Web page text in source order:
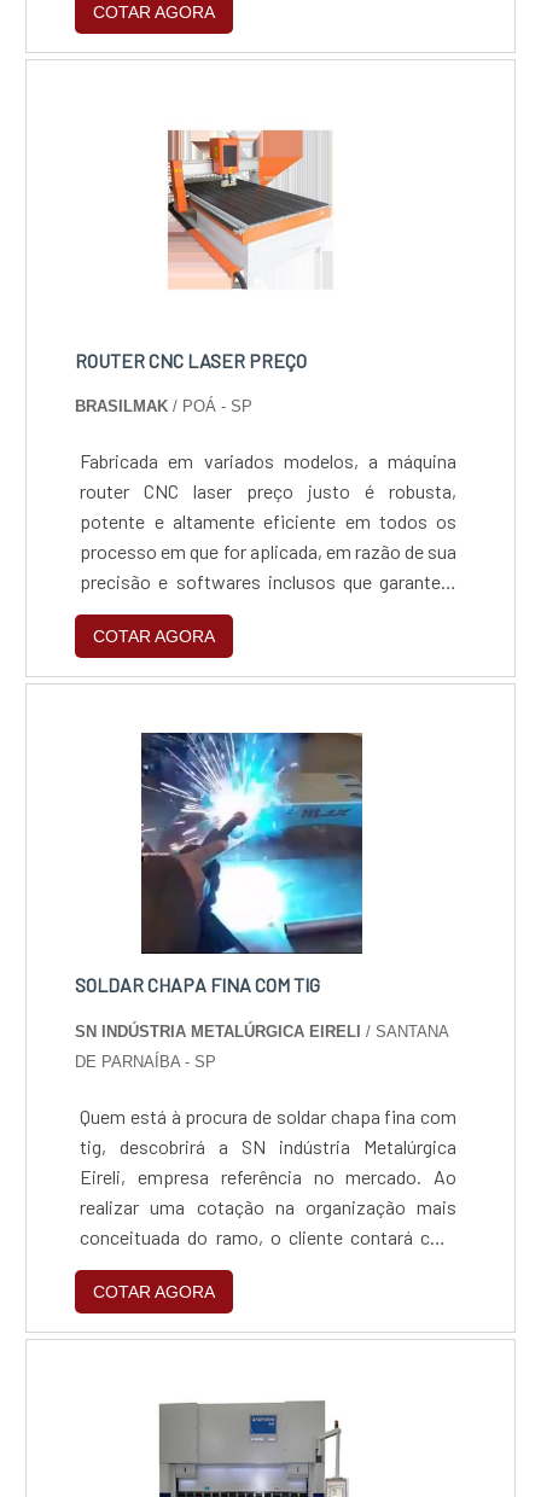
orçamento para o Laser de gravação e corte
3D. Para mais informações sobre o produto,
COTAR AGORA
ROUTER CNC LASER PREÇO
BRASILMAK / POÁ - SP
Fabricada em variados modelos, a máquina
router CNC laser preço justo é robusta,
potente e altamente eficiente em todos os
processo em que for aplicada, em razão de sua
precisão e softwares inclusos que garantem
uma operação mais segura e exata, exigindo o
mínimo de intervenção humana.VANTAGENS
DO ROUTER CNC LASERA grande finalidade do
tipos e estilos em materiais considerados
com um grau de rigidez menor ou apenas em
determinadas partes, a exemplo do al.
COTAR AGORA
SOLDAR CHAPA FINA COM TIG
SN INDÚSTRIA METALÚRGICA EIRELI / SANTANA
DE PARNAÍBA - SP
Quem está à procura de soldar chapa fina com
tig, descobrirá a SN indústria Metalúrgica
Eireli, empresa referência no mercado. Ao
realizar uma cotação na organização mais
conceituada do ramo, o cliente contará com
serviços de excelência e o suporte de
especialistas para sanar eventuais
dúvidas.MAIS SOBRE SOLDAR CHAPA FINA
chega até a SN indústria Metalúrgica Eireli.
Com grande expressão de mercado quando o
assunto é corte a laser em chapa de aço inox e
COTAR AGORA